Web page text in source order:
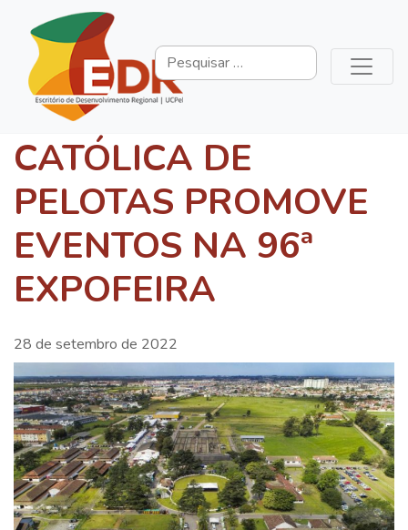
CATÓLICA DE
PELOTAS PROMOVE
EVENTOS NA 96ª
EXPOFEIRA
28 de setembro de 2022